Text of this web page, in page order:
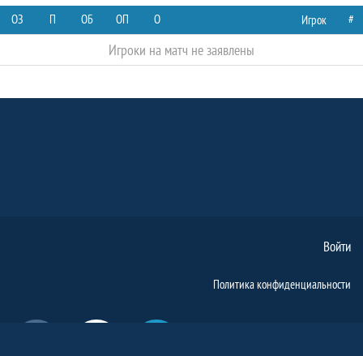
ОЗ П ОБ ОП О Игрок #
Игроки на матч не заявлены
Войти
Политика конфиденциальности